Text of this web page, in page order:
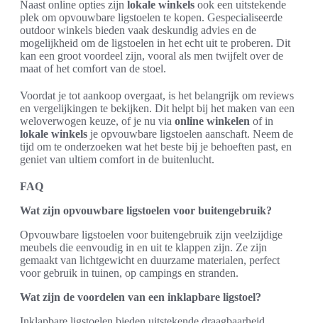
Naast online opties zijn lokale winkels ook een uitstekende
plek om opvouwbare ligstoelen te kopen. Gespecialiseerde
outdoor winkels bieden vaak deskundig advies en de
mogelijkheid om de ligstoelen in het echt uit te proberen. Dit
kan een groot voordeel zijn, vooral als men twijfelt over de
maat of het comfort van de stoel.
Voordat je tot aankoop overgaat, is het belangrijk om reviews
en vergelijkingen te bekijken. Dit helpt bij het maken van een
weloverwogen keuze, of je nu via online winkelen of in
lokale winkels je opvouwbare ligstoelen aanschaft. Neem de
tijd om te onderzoeken wat het beste bij je behoeften past, en
geniet van ultiem comfort in de buitenlucht.
FAQ
Wat zijn opvouwbare ligstoelen voor buitengebruik?
Opvouwbare ligstoelen voor buitengebruik zijn veelzijdige
meubels die eenvoudig in en uit te klappen zijn. Ze zijn
gemaakt van lichtgewicht en duurzame materialen, perfect
voor gebruik in tuinen, op campings en stranden.
Wat zijn de voordelen van een inklapbare ligstoel?